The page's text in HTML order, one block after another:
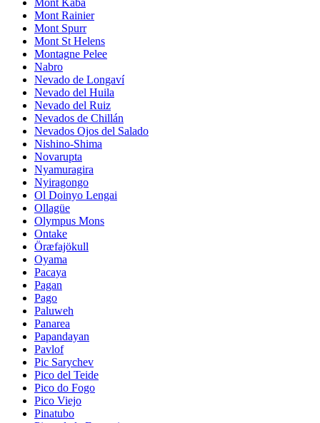
Mont Kaba
Mont Rainier
Mont Spurr
Mont St Helens
Montagne Pelee
Nabro
Nevado de Longaví
Nevado del Huila
Nevado del Ruiz
Nevados de Chillán
Nevados Ojos del Salado
Nishino-Shima
Novarupta
Nyamuragira
Nyiragongo
Ol Doinyo Lengai
Ollagüe
Olympus Mons
Ontake
Öræfajökull
Oyama
Pacaya
Pagan
Pago
Paluweh
Panarea
Papandayan
Pavlof
Pic Sarychev
Pico del Teide
Pico do Fogo
Pico Viejo
Pinatubo